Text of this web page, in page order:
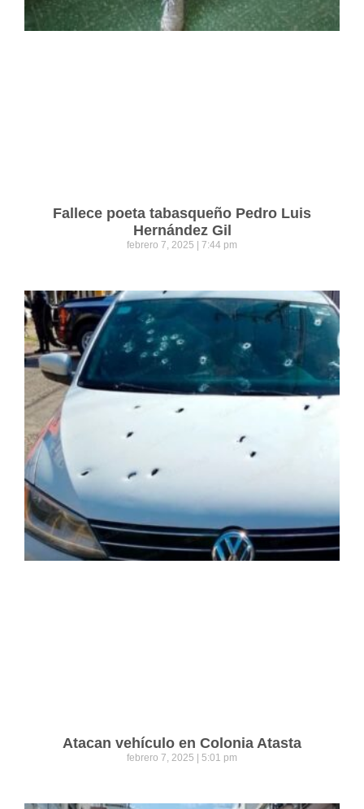
Fallece poeta tabasqueño Pedro Luis
Hernández Gil
febrero 7, 2025 7:44 pm
Atacan vehículo en Colonia Atasta
febrero 7, 2025 5:01 pm